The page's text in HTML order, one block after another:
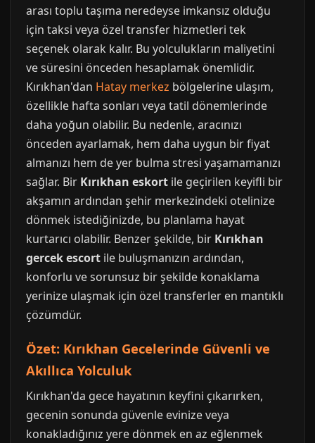
arası toplu taşıma neredeyse imkansız olduğu
için taksi veya özel transfer hizmetleri tek
seçenek olarak kalır. Bu yolculukların maliyetini
ve süresini önceden hesaplamak önemlidir.
Kırıkhan'dan Hatay merkez bölgelerine ulaşım,
özellikle hafta sonları veya tatil dönemlerinde
daha yoğun olabilir. Bu nedenle, aracınızı
önceden ayarlamak, hem daha uygun bir fiyat
almanızı hem de yer bulma stresi yaşamamanızı
sağlar. Bir Kırıkhan eskort ile geçirilen keyifli bir
akşamın ardından şehir merkezindeki otelinize
dönmek istediğinizde, bu planlama hayat
kurtarıcı olabilir. Benzer şekilde, bir Kırıkhan
gercek escort ile buluşmanızın ardından,
konforlu ve sorunsuz bir şekilde konaklama
yerinize ulaşmak için özel transferler en mantıklı
çözümdür.
Özet: Kırıkhan Gecelerinde Güvenli ve
Akıllıca Yolculuk
Kırıkhan'da gece hayatının keyfini çıkarırken,
gecenin sonunda güvenle evinize veya
konakladığınız yere dönmek en az eğlenmek